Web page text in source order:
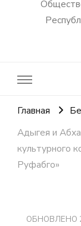
Главная
Адыгея и
культурного
Руфабго»
ОБНОВЛЕНО